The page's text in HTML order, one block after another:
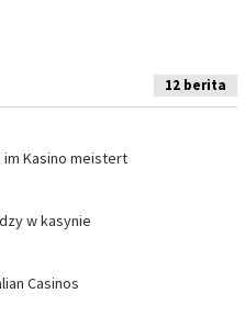
12 berita
im Kasino meistert
w kasynie
Casinos